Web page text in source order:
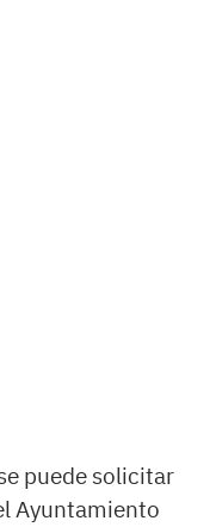
puede solicitar
Ayuntamiento